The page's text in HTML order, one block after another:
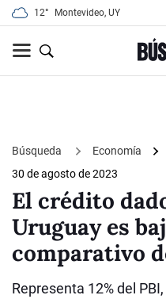
12° Montevideo, UY
Búsqueda Economía
30 de agosto de 2023
El crédito
Uruguay es
comparativo
Representa 12% del